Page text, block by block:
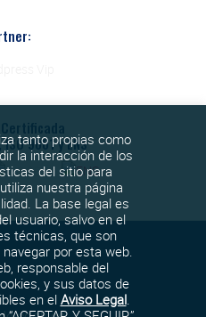
9001 y ENS
tanto propias como
la interacción de los
del sitio para
nuestra página
La base legal es
usuario, salvo en el
técnicas, que son
por esta web.
responsable del
y sus datos de
en el Aviso Legal.